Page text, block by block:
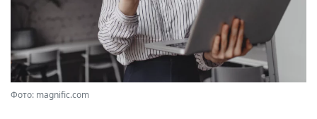
Фото: magnific.com